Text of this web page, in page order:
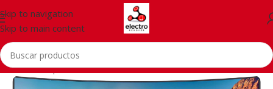
Skip to navigation
Skip to main content
Inicio/Computer & Office/Monitors